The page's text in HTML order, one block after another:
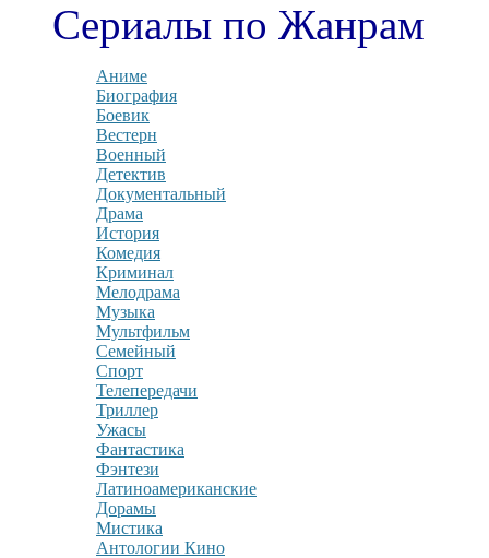
Сериалы по Жанрам
Аниме
Биография
Боевик
Вестерн
Военный
Детектив
Документальный
Драма
История
Комедия
Криминал
Мелодрама
Музыка
Мультфильм
Семейный
Спорт
Телепередачи
Триллер
Ужасы
Фантастика
Фэнтези
Латиноамериканские
Дорамы
Мистика
Антологии Кино